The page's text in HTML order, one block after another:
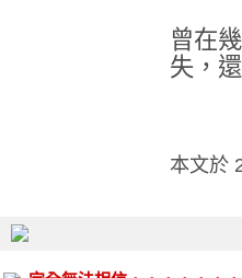
曾在
失，
本文於